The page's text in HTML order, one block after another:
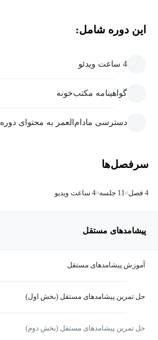
این دوره شامل:
4 ساعت ویدئو
گواهینامه مکتب‌خونه
دسترسی مادام‌العمر به محتوای دوره
سرفصل‌ها
4 فصل 11 جلسه 4 ساعت ویدیو
پیشامدهای مستقل
آموزش پیشامدهای مستقل
حل تمرین پیشامدهای مستقل (بخش اول)
حل تمرین پیشامدهای مستقل (بخش دوم)